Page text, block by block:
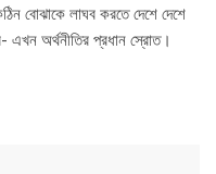
বোঝাকে লাঘব করতে দেশে দেশে
এখন অর্থনীতির প্রধান স্রোত।